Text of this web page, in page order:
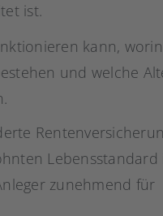
ist.
kann,
und welche
Lebensstandard
zunehmend für